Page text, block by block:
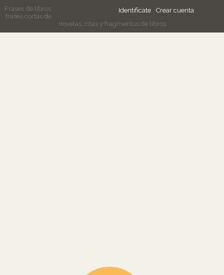
Identifícate Crear cuenta
Frases de libros,
frases cortas de
novelas, citas y fragmentos de libros